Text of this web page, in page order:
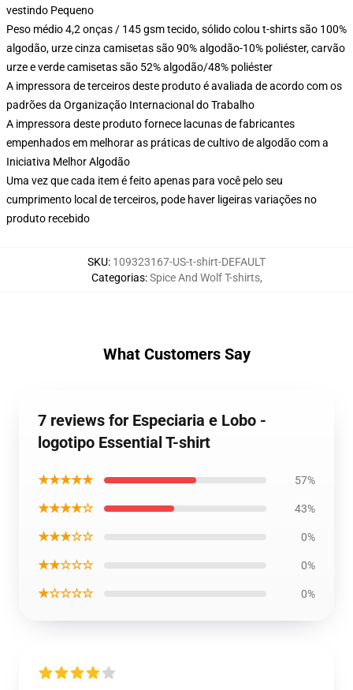
vestindo Pequeno
Peso médio 4,2 onças / 145 gsm tecido, sólido colou t-shirts são 100%
algodão, urze cinza camisetas são 90% algodão-10% poliéster, carvão
urze e verde camisetas são 52% algodão/48% poliéster
A impressora de terceiros deste produto é avaliada de acordo com os
padrões da Organização Internacional do Trabalho
A impressora deste produto fornece lacunas de fabricantes
empenhados em melhorar as práticas de cultivo de algodão com a
Iniciativa Melhor Algodão
Uma vez que cada item é feito apenas para você pelo seu
cumprimento local de terceiros, pode haver ligeiras variações no
produto recebido
SKU: 109323167-US-t-shirt-DEFAULT
Categorias:Spice And Wolf T-shirts,
What Customers Say
7 reviews for Especiaria e Lobo -
logotipo Essential T-shirt
★★★★★ 57%
★★★★☆ 43%
★★★☆☆ 0%
★★☆☆☆ 0%
★☆☆☆☆ 0%